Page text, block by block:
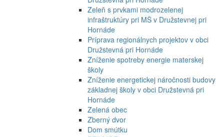
Zeleň s prvkami modrozelenej
infraštruktúry pri MŠ v Družstevnej pri
Hornáde
Príprava regionálnych projektov v obci
Družstevná pri Hornáde
Zníženie spotreby energie materskej
školy
Zníženie energetickej náročnosti budovy
základnej školy v obci Družstevná pri
Hornáde
Zelená obec
Zberný dvor
Dom smútku